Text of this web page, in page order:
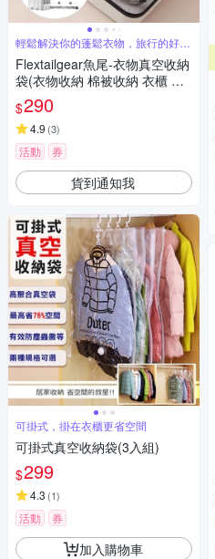
輕鬆解決你的蓬鬆衣物，旅行的好幫
手
Flextailgear魚尾-衣物真空收納
袋(衣物收納 棉被收納 衣櫃 壓
縮袋 旅行 整理)
$290
4.9 (3)
活動 券
貨到通知我
可掛式，掛在衣櫃更省空間
可掛式真空收納袋(3入組)
$299
4.3 (1)
活動 券
加入購物車